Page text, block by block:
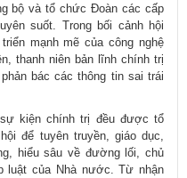
bộ và tổ chức Đoàn các cấp
suốt. Trong bối cảnh hội
mạnh mẽ của công nghệ
thanh niên bản lĩnh chính trị
bác các thông tin sai trái
kiện chính trị đều được tổ
để tuyên truyền, giáo dục,
hiểu sâu về đường lối, chủ
luật của Nhà nước. Từ nhận